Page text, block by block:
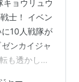
キョウリュウ
士！ イベン
10人戦隊が
ンカイジャ
も透かし見